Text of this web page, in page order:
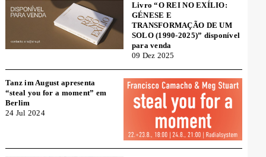
Livro “O REI NO EXÍLIO:
GÉNESE E
TRANSFORMAÇÃO DE UM
SOLO (1990-2025)” disponível
para venda
09 Dez 2025
Tanz im August apresenta
“steal you for a moment” em
Berlim
24 Jul 2024